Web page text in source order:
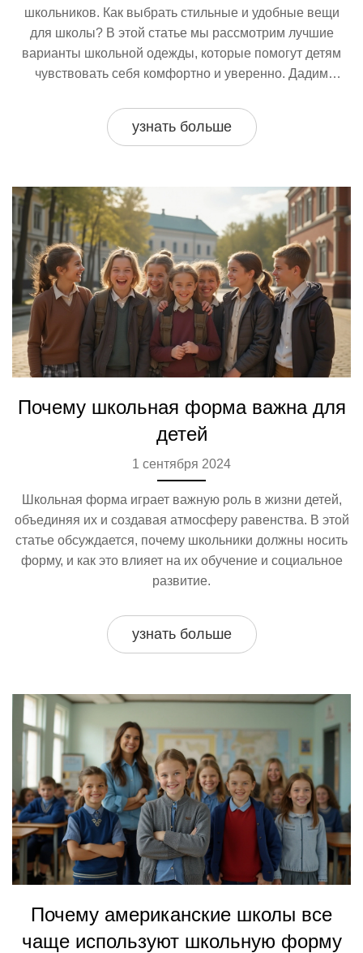
школьников. Как выбрать стильные и удобные вещи
для школы? В этой статье мы рассмотрим лучшие
варианты школьной одежды, которые помогут детям
чувствовать себя комфортно и уверенно. Дадим
фактами о моде в школах.
узнать больше
Почему школьная форма важна для
детей
1 сентября 2024
Школьная форма играет важную роль в жизни детей,
объединяя их и создавая атмосферу равенства. В этой
статье обсуждается, почему школьники должны носить
форму, и как это влияет на их обучение и социальное
развитие.
узнать больше
Почему американские школы все
чаще используют школьную форму